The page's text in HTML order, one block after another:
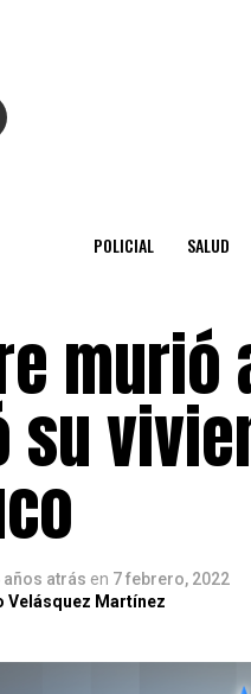
POLICIAL SALUD
murió
su
años atrás en 7 febrero, 2022
Velásquez Martínez